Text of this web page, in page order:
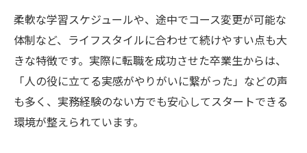
柔軟な学習スケジュールや、途中でコース変更が可能な
体制など、ライフスタイルに合わせて続けやすい点も大
きな特徴です。実際に転職を成功させた卒業生からは、
「人の役に立てる実感がやりがいに繋がった」などの声
も多く、実務経験のない方でも安心してスタートできる
環境が整えられています。